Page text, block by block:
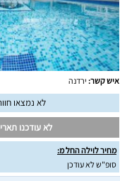
איש קשר: ירדנה
לא נמצאו
לא עודכנו
מחיר לוילה החל מ:
סופ"ש לא עודכן